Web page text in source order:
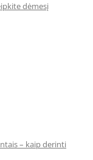
dėmesį
– kaip derinti